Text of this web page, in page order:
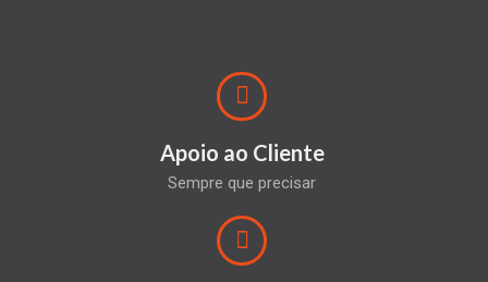
Apoio ao Cliente
Sempre que precisar